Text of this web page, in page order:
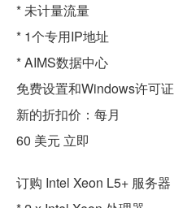
* 未计量流量
* 1个专用IP地址
* AIMS数据中心
免费设置和Windows许可证
新的折扣价：每月
60 美元 立即
订购 Intel Xeon L5+ 服务器